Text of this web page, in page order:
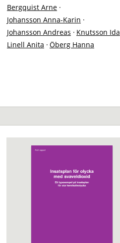
Bergquist Arne ·
Johansson Anna-Karin ·
Johansson Andreas · Knutsson Ida
Linell Anita · Öberg Hanna